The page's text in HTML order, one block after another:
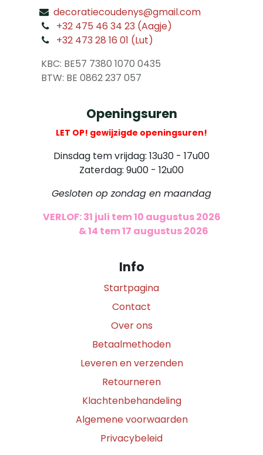
decoratiecoudenys@gmail.com
+32 475 46 34 23 (Aagje)
+32 473 28 16 01 (Lut)
KBC: BE57 7380 1070 0435
​ BTW: BE 0862 237 057
Openingsuren
LET OP! gewijzigde openingsuren!
Dinsdag tem vrijdag: 13u30 - 17u00
Zaterdag: 9u00 - 12u00
Gesloten op zondag en maandag
VERLOF: 31 juli tem 10 augustus 2026
& 14 tem 17 augustus 2026
Info
Startpagina
Contact
Over ons
Betaalmethoden
Leveren en verzenden
Retourneren
Klachtenbehandeling
Algemene voorwaarden
Privacybeleid